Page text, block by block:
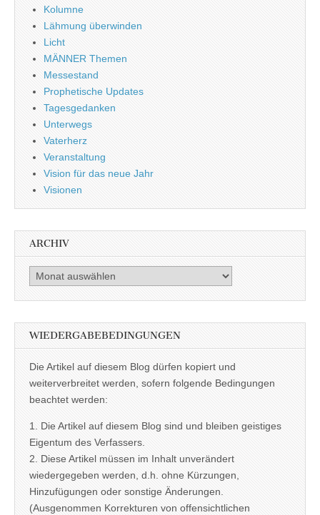
Kolumne
Lähmung überwinden
Licht
MÄNNER Themen
Messestand
Prophetische Updates
Tagesgedanken
Unterwegs
Vaterherz
Veranstaltung
Vision für das neue Jahr
Visionen
ARCHIV
Archiv
WIEDERGABEBEDINGUNGEN
Die Artikel auf diesem Blog dürfen kopiert und
weiterverbreitet werden, sofern folgende Bedingungen
beachtet werden:
1. Die Artikel auf diesem Blog sind und bleiben geistiges
Eigentum des Verfassers.
2. Diese Artikel müssen im Inhalt unverändert
wiedergegeben werden, d.h. ohne Kürzungen,
Hinzufügungen oder sonstige Änderungen.
(Ausgenommen Korrekturen von offensichtlichen